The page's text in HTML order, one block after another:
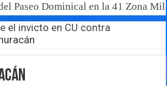
Paseo Dominical en la 41 Zona
el invicto en CU contra